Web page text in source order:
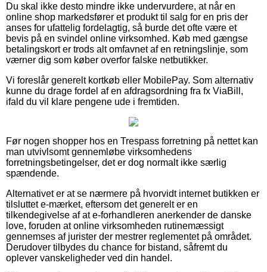
Du skal ikke desto mindre ikke undervurdere, at når en
online shop markedsfører et produkt til salg for en pris der
anses for ufattelig fordelagtig, så burde det ofte være et
bevis på en svindel online virksomhed. Køb med gængse
betalingskort er trods alt omfavnet af en retningslinje, som
værner dig som køber overfor falske netbutikker.
Vi foreslår generelt kortkøb eller MobilePay. Som alternativ
kunne du drage fordel af en afdragsordning fra fx ViaBill,
ifald du vil klare pengene ude i fremtiden.
Før nogen shopper hos en Trespass forretning på nettet kan
man utvivlsomt gennemløbe virksomhedens
forretningsbetingelser, det er dog normalt ikke særlig
spændende.
Alternativet er at se nærmere på hvorvidt internet butikken er
tilsluttet e-mærket, eftersom det generelt er en
tilkendegivelse af at e-forhandleren anerkender de danske
love, foruden at online virksomheden rutinemæssigt
gennemses af jurister der mestrer reglementet på området.
Derudover tilbydes du chance for bistand, såfremt du
oplever vanskeligheder ved din handel.